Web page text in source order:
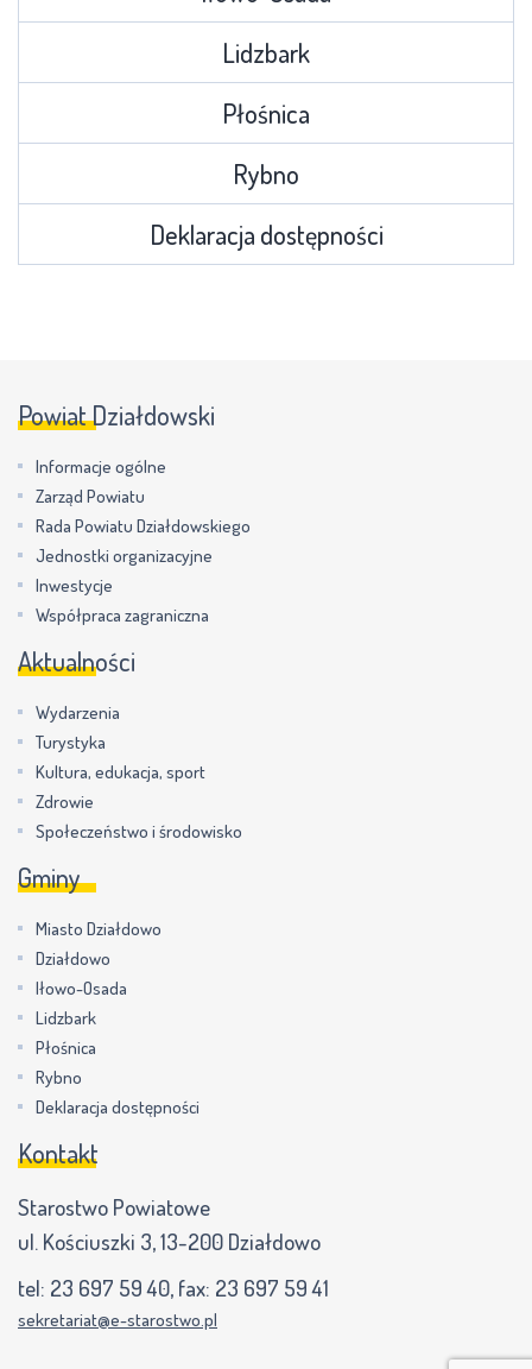
Lidzbark
Płośnica
Rybno
Deklaracja dostępności
Powiat Działdowski
Informacje ogólne
Zarząd Powiatu
Rada Powiatu Działdowskiego
Jednostki organizacyjne
Inwestycje
Współpraca zagraniczna
Aktualności
Wydarzenia
Turystyka
Kultura, edukacja, sport
Zdrowie
Społeczeństwo i środowisko
Gminy
Miasto Działdowo
Działdowo
Iłowo-Osada
Lidzbark
Płośnica
Rybno
Deklaracja dostępności
Kontakt
Starostwo Powiatowe
ul. Kościuszki 3, 13-200 Działdowo
tel: 23 697 59 40, fax: 23 697 59 41
sekretariat@e-starostwo.pl